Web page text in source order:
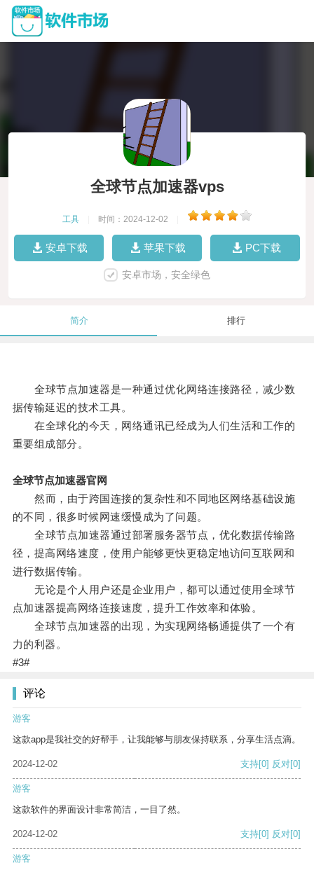
全球节点加速器vps
工具 时间：2024-12-02
安卓下载 苹果下载 PC下载
安卓市场，安全绿色
简介 排行
全球节点加速器是一种通过优化网络连接路径，减少数
据传输延迟的技术工具。
在全球化的今天，网络通讯已经成为人们生活和工作的
重要组成部分。
全球节点加速器官网
然而，由于跨国连接的复杂性和不同地区网络基础设施
的不同，很多时候网速缓慢成为了问题。
全球节点加速器通过部署服务器节点，优化数据传输路
径，提高网络速度，使用户能够更快更稳定地访问互联网和
进行数据传输。
无论是个人用户还是企业用户，都可以通过使用全球节
点加速器提高网络连接速度，提升工作效率和体验。
全球节点加速器的出现，为实现网络畅通提供了一个有
力的利器。
#3#
评论
游客
这款app是我社交的好帮手，让我能够与朋友保持联系，分享生活点滴。
2024-12-02 支持[0] 反对[0]
游客
这款软件的界面设计非常简洁，一目了然。
2024-12-02 支持[0] 反对[0]
游客